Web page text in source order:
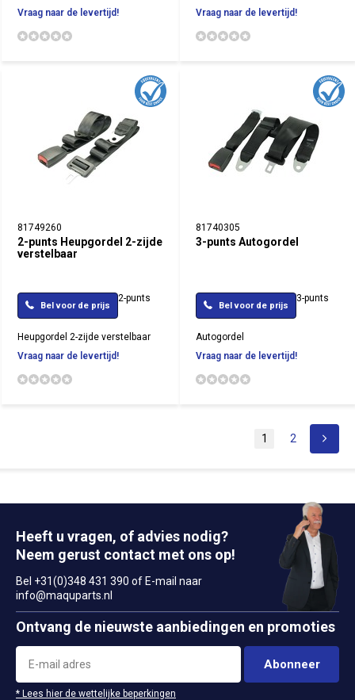
Vraag naar de levertijd!
Vraag naar de levertijd!
81749260
2-punts Heupgordel 2-zijde
verstelbaar
Bel voor de prijs
2-punts
Heupgordel 2-zijde verstelbaar
Vraag naar de levertijd!
81740305
3-punts Autogordel
Bel voor de prijs
3-punts
Autogordel
Vraag naar de levertijd!
1 2
Heeft u vragen, of advies nodig?
Neem gerust contact met ons op!
Bel +31(0)348 431 390 of E-mail naar
info@maquparts.nl
Ontvang de nieuwste aanbiedingen en promoties
Abonneer
* Lees hier de wettelijke beperkingen